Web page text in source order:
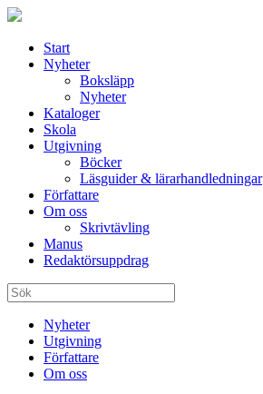
Start
Nyheter
Boksläpp
Nyheter
Kataloger
Skola
Utgivning
Böcker
Läsguider & lärarhandledningar
Författare
Om oss
Skrivtävling
Manus
Redaktörsuppdrag
Nyheter
Utgivning
Författare
Om oss